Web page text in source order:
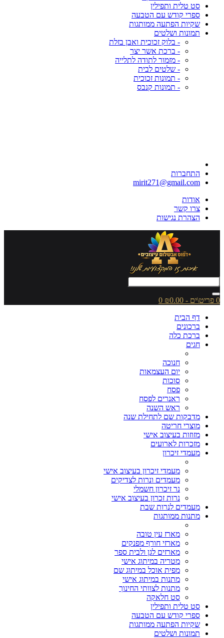
סט טלית ותפילין
ספרי קודש עם הטבעה
שקיות הפתעה ממותגות
תמונות ושלטים
- בלוק זכוכית ואבן בזלת
- ברכת אשר יצר
- מזמור לתודה לתלייה
- שלטים לבית
- תמונות זכוכית
- תמונות קנבס
התחברות
mirit271@gmail.com
אודות
צרו קשר
הצהרת נגישות
0 פריט\ים - ₪0.00
0
דף הבית
ברכונים
ברכת כלה
חגים
חנוכה
יום העצמאות
סוכות
פסח
ראנרים לפסח
ראש השנה
מדבקות שם לתחילת שנה
מוצרי חריטה
מזוזות בעיצוב אישי
מזכרות לארועים
מעמדי זיכרון
מעמדי זיכרון בעיצוב אישי
מעמדים ונרות לצדיקים
נר זיכרון חשמלי
נרות זכרון בעיצוב אישי
מעמדים לנרות שבת
מתנות ממותגות
מארז עין טובה
מארזי חורף מפנקים
מארזים לגן ולבית ספר
מטריה במיתוג אישי
מפית אוכל במיתוג שם
מתנות במיתוג אישי
מתנות לצוותי החינוך
סט חלאקה
סט טלית ותפילין
ספרי קודש עם הטבעה
שקיות הפתעה ממותגות
תמונות ושלטים